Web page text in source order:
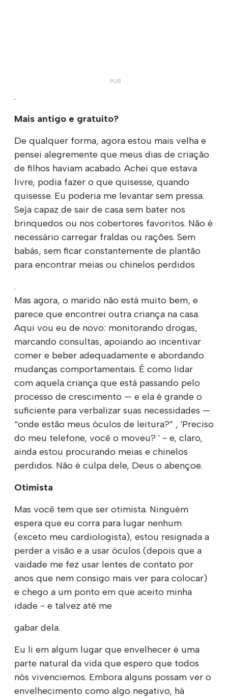
.
Mais antigo e gratuito?
De qualquer forma, agora estou mais velha e
pensei alegremente que meus dias de criação
de filhos haviam acabado. Achei que estava
livre, podia fazer o que quisesse, quando
quisesse. Eu poderia me levantar sem pressa.
Seja capaz de sair de casa sem bater nos
brinquedos ou nos cobertores favoritos. Não é
necessário carregar fraldas ou rações. Sem
babás, sem ficar constantemente de plantão
para encontrar meias ou chinelos perdidos
.
Mas agora, o marido não está muito bem, e
parece que encontrei outra criança na casa.
Aqui vou eu de novo: monitorando drogas,
marcando consultas, apoiando ao incentivar
comer e beber adequadamente e abordando
mudanças comportamentais. É como lidar
com aquela criança que está passando pelo
processo de crescimento — e ela é grande o
suficiente para verbalizar suas necessidades —
“onde estão meus óculos de leitura?” , 'Preciso
do meu telefone, você o moveu? ' - e, claro,
ainda estou procurando meias e chinelos
perdidos. Não é culpa dele, Deus o abençoe.
Otimista
Mas você tem que ser otimista. Ninguém
espera que eu corra para lugar nenhum
(exceto meu cardiologista), estou resignada a
perder a visão e a usar óculos (depois que a
vaidade me fez usar lentes de contato por
anos que nem consigo mais ver para colocar)
e chego a um ponto em que aceito minha
idade - e talvez até me
gabar dela.
Eu li em algum lugar que envelhecer é uma
parte natural da vida que espero que todos
nós vivenciemos. Embora alguns possam ver o
envelhecimento como algo negativo, há